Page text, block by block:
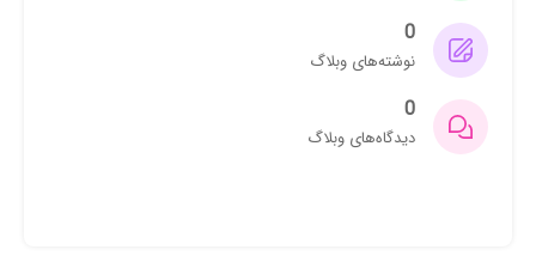
0
نوشته‌های وبلاگ
0
دیدگاه‌های وبلاگ